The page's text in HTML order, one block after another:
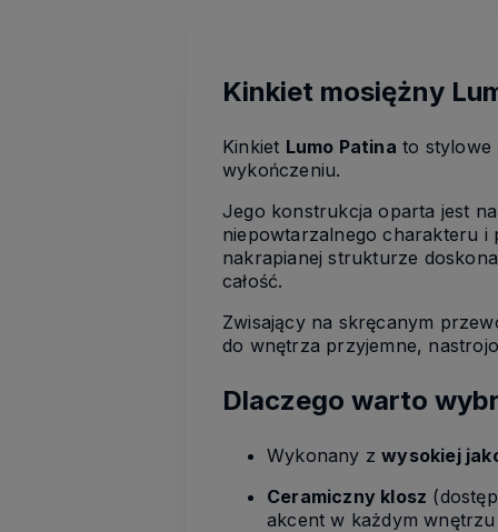
Kinkiet mosiężny
Kinkiet Lumo Patina to stylowe
wykończeniu.
Jego konstrukcja oparta jest
niepowtarzalnego charakteru i
nakrapianej strukturze
całość.
Zwisający na skręcanym
do wnętrza przyjemne,
Dlaczego warto
Wykonany zwysokiej
Ceramiczny klosz
akcent w każdym wnętrzu